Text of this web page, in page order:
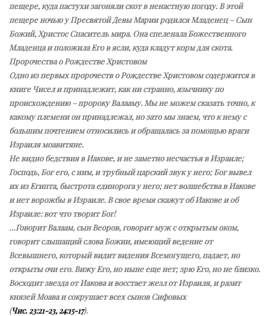
пещере, куда пастухи загоняли скот в ненастную погоду. В этой
пещере ночью у Пресвятой Девы Марии родился Младенец – Сын
Божий, Христос Спаситель мира. Она спеленала Божественного
Младенца и положила Его в ясли, куда кладут корм для скота.
Пророчества о Рождестве Христовом
Одно из первых пророчеств о Рождестве Христовом содержится в
книге Чисел и принадлежит, как ни странно, язычнику по
происхождению – пророку Валааму. Мы не можем сказать точно, к
какому племени он принадлежал, но зато мы знаем, что к нему с
большим почтением относились и обращалась за помощью враги
Израиля моавитяне.
Не видно бедствия в Иакове, и не заметно несчастья в Израиле;
Господь, Бог его, с ним, и трубный царский звук у него; Бог вывел
их из Египта, быстрота единорога у него; нет волшебства в Иакове
и нет ворожбы в Израиле. В свое время скажут об Иакове и об
Израиле: вот что творит Бог!
…Говорит Валаам, сын Веоров, говорит муж с открытым оком,
говорит слышащий слова Божии, имеющий ведение от
Всевышнего, который видит видения Всемогущего, падает, но
открыты очи его. Вижу Его, но ныне еще нет; зрю Его, но не близко.
Восходит звезда от Иакова и восстает жезл от Израиля, и разит
князей Моава и сокрушает всех сынов Сифовых
(Чис. 23:21-23, 24:15-17).